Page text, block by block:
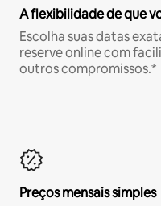
A flexibilidade de que
Escolha suas datas
reserve online com
outros compromissos.*
Preços mensais simples